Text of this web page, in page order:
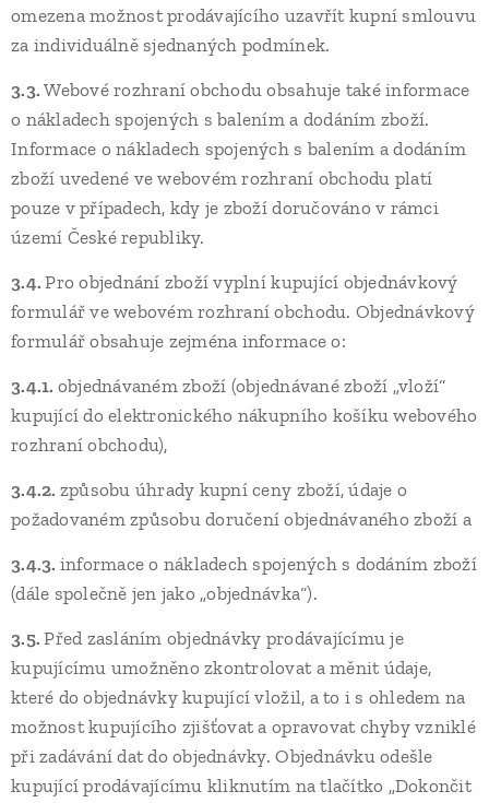
omezena možnost prodávajícího uzavřít kupní smlouvu
za individuálně sjednaných podmínek.
3.3.Webové rozhraní obchodu obsahuje také informace
o nákladech spojených s balením a dodáním zboží.
Informace o nákladech spojených s balením a dodáním
zboží uvedené ve webovém rozhraní obchodu platí
pouze v případech, kdy je zboží doručováno v rámci
území České republiky.
3.4.Pro objednání zboží vyplní kupující objednávkový
formulář ve webovém rozhraní obchodu. Objednávkový
formulář obsahuje zejména informace o:
3.4.1. objednávaném zboží (objednávané zboží „vloží“
kupující do elektronického nákupního košíku webového
rozhraní obchodu),
3.4.2. způsobu úhrady kupní ceny zboží, údaje o
požadovaném způsobu doručení objednávaného zboží a
3.4.3. informace o nákladech spojených s dodáním zboží
(dále společně jen jako „objednávka“).
3.5.Před zasláním objednávky prodávajícímu je
kupujícímu umožněno zkontrolovat a měnit údaje,
které do objednávky kupující vložil, a to i s ohledem na
možnost kupujícího zjišťovat a opravovat chyby vzniklé
při zadávání dat do objednávky. Objednávku odešle
kupující prodávajícímu kliknutím na tlačítko „Dokončit